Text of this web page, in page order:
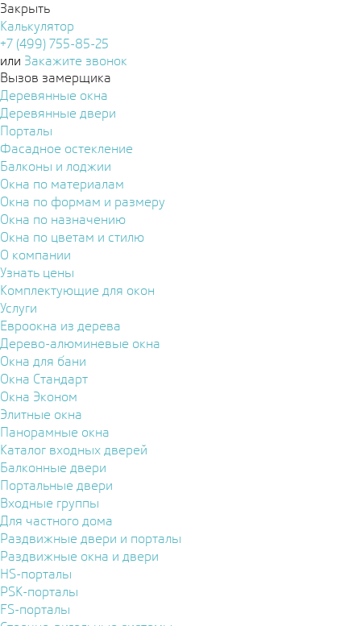
Закрыть
Калькулятор
+7 (499) 755-85-25
или Закажите звонок
Вызов замерщика
Деревянные окна
Деревянные двери
Порталы
Фасадное остекление
Балконы и лоджии
Окна по материалам
Окна по формам и размеру
Окна по назначению
Окна по цветам и стилю
О компании
Узнать цены
Комплектующие для окон
Услуги
Евроокна из дерева
Дерево-алюминевые окна
Окна для бани
Окна Стандарт
Окна Эконом
Элитные окна
Панорамные окна
Каталог входных дверей
Балконные двери
Портальные двери
Входные группы
Для частного дома
Раздвижные двери и порталы
Раздвижные окна и двери
HS-порталы
PSK-порталы
FS-порталы